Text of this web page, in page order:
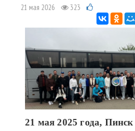
21 мая 2026 323
21 мая 2025 года, Пинск